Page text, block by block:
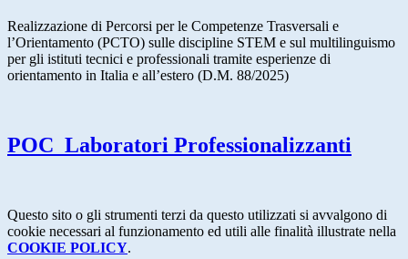
Realizzazione di Percorsi per le Competenze Trasversali e
l’Orientamento (PCTO) sulle discipline STEM e sul multilinguismo
per gli istituti tecnici e professionali tramite esperienze di
orientamento in Italia e all’estero (D.M. 88/2025)
POC_Laboratori Professionalizzanti
Questo sito o gli strumenti terzi da questo utilizzati si avvalgono di
cookie necessari al funzionamento ed utili alle finalità illustrate nella
COOKIE POLICY.